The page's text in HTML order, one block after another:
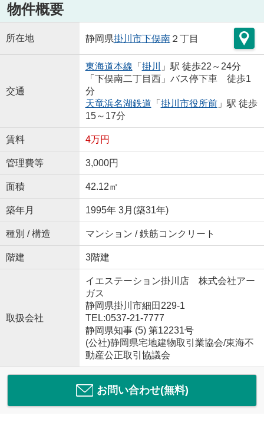
物件概要
所在地 静岡県掛川市下俣南２丁目
交通
東海道本線 「 掛川
」駅 徒歩22～24分
「下俣南二丁目西」バス停下車 徒歩1
分
天竜浜名湖鉄道 「 掛川市役所前」駅 徒歩
15～17分
賃料 4万円
管理費等 3,000円
面積 42.12㎡
築年月 1995年 3月(築31年)
種別 / 構造 マンション / 鉄筋コンクリート
階建 3階建
取扱会社
イエステーション掛川店 株式会社アー
ガス
静岡県掛川市細田229-1
TEL:0537-21-7777
静岡県知事 (5) 第12231号
(公社)静岡県宅地建物取引業協会/東海不
動産公正取引協議会
お問い合わせ(無料)